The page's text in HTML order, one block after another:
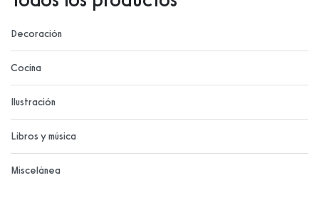
Decoración
Cocina
Ilustración
Libros y música
Miscelánea